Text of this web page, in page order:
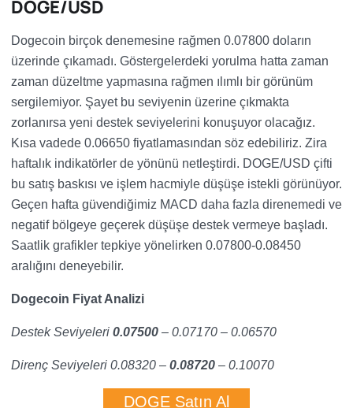
DOGE/USD
Dogecoin birçok denemesine rağmen 0.07800 doların
üzerinde çıkamadı. Göstergelerdeki yorulma hatta zaman
zaman düzeltme yapmasına rağmen ılımlı bir görünüm
sergilemiyor. Şayet bu seviyenin üzerine çıkmakta
zorlanırsa yeni destek seviyelerini konuşuyor olacağız.
Kısa vadede 0.06650 fiyatlamasından söz edebiliriz. Zira
haftalık indikatörler de yönünü netleştirdi. DOGE/USD çifti
bu satış baskısı ve işlem hacmiyle düşüşe istekli görünüyor.
Geçen hafta güvendiğimiz MACD daha fazla direnemedi ve
negatif bölgeye geçerek düşüşe destek vermeye başladı.
Saatlik grafikler tepkiye yönelirken 0.07800-0.08450
aralığını deneyebilir.
Dogecoin Fiyat Analizi
Destek Seviyeleri 0.07500 – 0.07170 – 0.06570
Direnç Seviyeleri 0.08320 – 0.08720 – 0.10070
DOGE Satın Al